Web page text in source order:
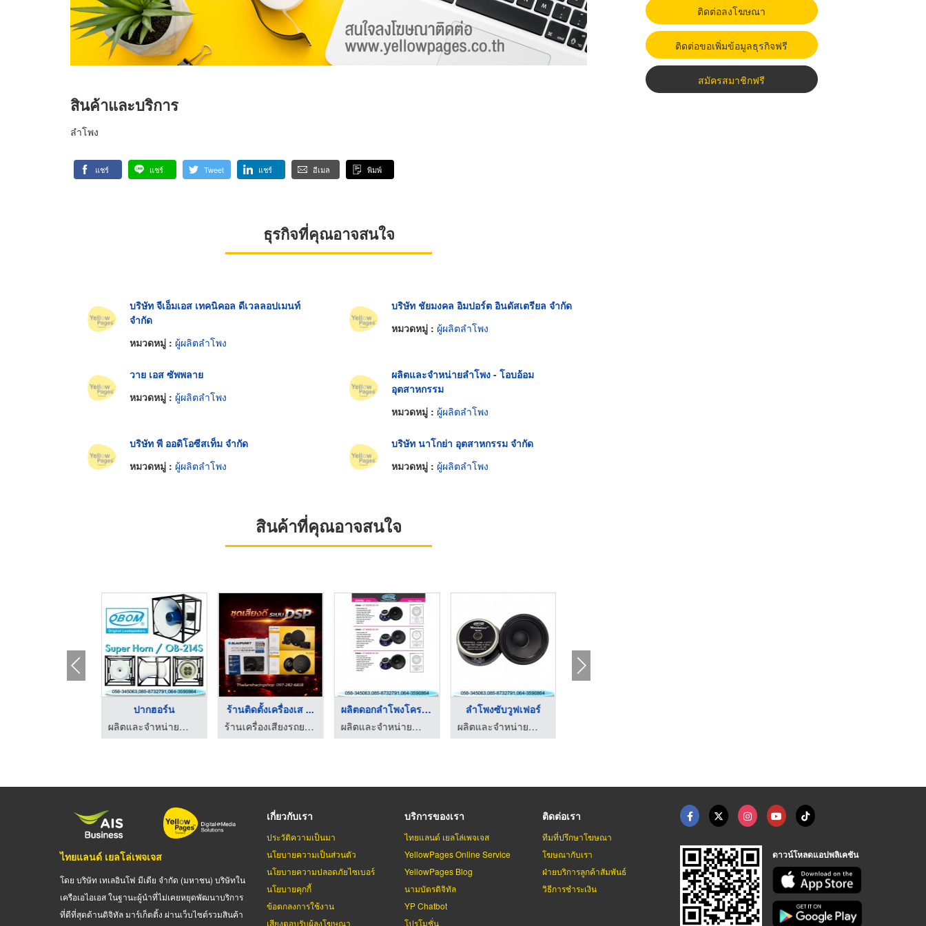
สินค้าและบริการ
ลำโพง
แชร์ แชร์ Tweet แชร์ อีเมล พิมพ์
ธุรกิจที่คุณอาจสนใจ
บริษัท จีเอ็มเอส เทคนิคอล ดีเวลลอปเมนท์
จำกัด
หมวดหมู่ : ผู้ผลิตลำโพง
บริษัท ชัยมงคล อิมปอร์ต อินดัสเตรียล จำกัด
หมวดหมู่ : ผู้ผลิตลำโพง
วาย เอส ซัพพลาย
หมวดหมู่ : ผู้ผลิตลำโพง
ผลิตและจำหน่ายลำโพง - โอบอ้อม
อุตสาหกรรม
หมวดหมู่ : ผู้ผลิตลำโพง
บริษัท พี ออดิโอซีสเท็ม จำกัด
หมวดหมู่ : ผู้ผลิตลำโพง
บริษัท นาโกย่า อุตสาหกรรม จำกัด
หมวดหมู่ : ผู้ผลิตลำโพง
สินค้าที่คุณอาจสนใจ
ปากฮอร์น
ผลิตและจำหน่ายลำโพง - โอบอ้อมอุตสาหกรรม
ร้านติดตั้งเครื่องเส ...
ร้านเครื่องเสียงรถยนต์และของแต่งรถ - Thailand racing shop
ผลิตดอกลำโพงโครงเหล็ ...
ผลิตและจำหน่ายลำโพง - โอบอ้อมอุตสาหกรรม
ลําโพงซับวูฟเฟอร์
ผลิตและจำหน่ายลำโพง - โอบอ้อมอุตสาหกรรม
ติดต่อลงโฆษณา
ติดต่อขอเพิ่มข้อมูลธุรกิจฟรี
สมัครสมาชิกฟรี
ไทยแลนด์ เยลโล่เพจเจส
โดย บริษัท เทเลอินโฟ มีเดีย จำกัด (มหาชน) บริษัทใน
เครือเอไอเอส ในฐานะผู้นำที่ไม่เคยหยุดพัฒนาบริการ
ที่ดีที่สุดด้านดิจิทัล มาร์เก็ตติ้ง ผ่านเว็บไซต์รวมสินค้า
เกี่ยวกับเรา
ประวัติความเป็นมา
นโยบายความเป็นส่วนตัว
นโยบายความปลอดภัยไซเบอร์
นโยบายคุกกี้
ข้อตกลงการใช้งาน
เสียงตอบรับผู้ลงโฆษณา
บริการของเรา
ไทยแลนด์ เยลโล่เพจเจส
YellowPages Online Service
YellowPages Blog
นามบัตรดิจิทัล
YP Chatbot
โปรโมชั่น
ติดต่อเรา
ทีมที่ปรึกษาโฆษณา
โฆษณากับเรา
ฝ่ายบริการลูกค้าสัมพันธ์
วิธีการชำระเงิน
ดาวน์โหลดแอปพลิเคชัน